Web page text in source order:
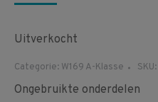
Uitverkocht
Categorie: W169 A-Klasse SKU:
Ongebruikte onderdelen